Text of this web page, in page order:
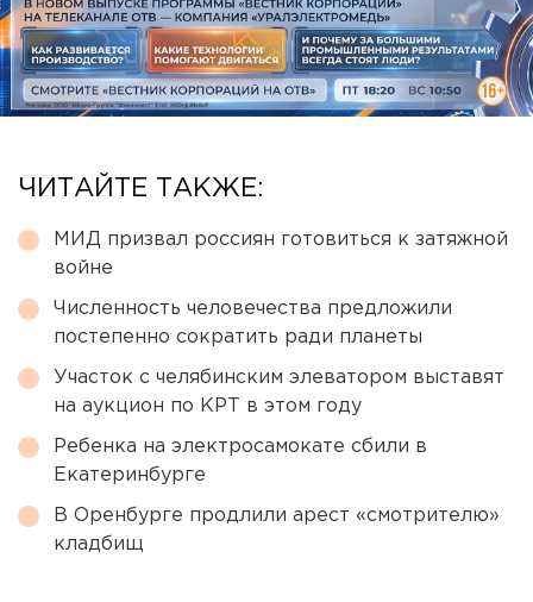
ЧИТАЙТЕ ТАКЖЕ:
МИД призвал россиян готовиться к затяжной
войне
Численность человечества предложили
постепенно сократить ради планеты
Участок с челябинским элеватором выставят
на аукцион по КРТ в этом году
Ребенка на электросамокате сбили в
Екатеринбурге
В Оренбурге продлили арест «смотрителю»
кладбищ